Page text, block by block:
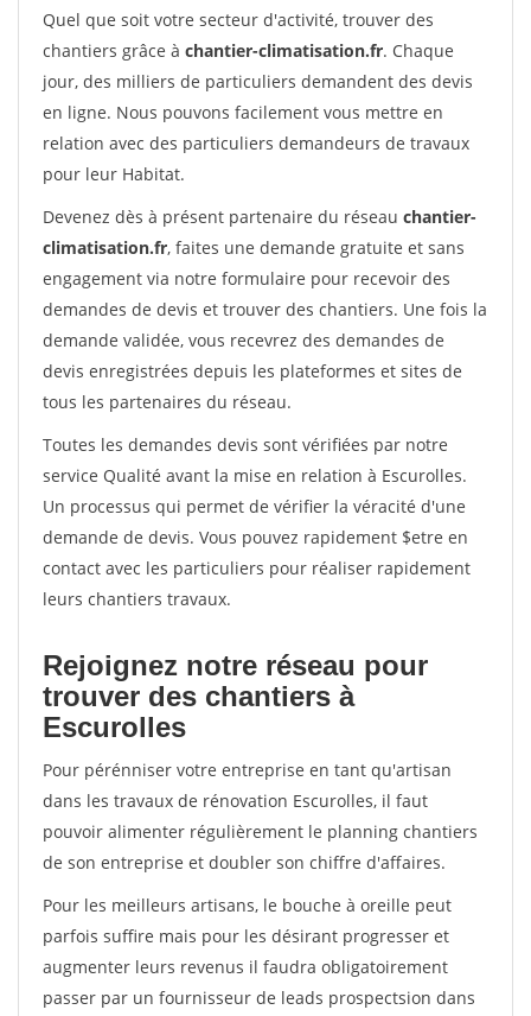
Quel que soit votre secteur d'activité, trouver des
chantiers grâce à chantier-climatisation.fr. Chaque
jour, des milliers de particuliers demandent des devis
en ligne. Nous pouvons facilement vous mettre en
relation avec des particuliers demandeurs de travaux
pour leur Habitat.
Devenez dès à présent partenaire du réseau chantier-
climatisation.fr, faites une demande gratuite et sans
engagement via notre formulaire pour recevoir des
demandes de devis et trouver des chantiers. Une fois la
demande validée, vous recevrez des demandes de
devis enregistrées depuis les plateformes et sites de
tous les partenaires du réseau.
Toutes les demandes devis sont vérifiées par notre
service Qualité avant la mise en relation à Escurolles.
Un processus qui permet de vérifier la véracité d'une
demande de devis. Vous pouvez rapidement $etre en
contact avec les particuliers pour réaliser rapidement
leurs chantiers travaux.
Rejoignez notre réseau pour
trouver des chantiers à
Escurolles
Pour pérénniser votre entreprise en tant qu'artisan
dans les travaux de rénovation Escurolles, il faut
pouvoir alimenter régulièrement le planning chantiers
de son entreprise et doubler son chiffre d'affaires.
Pour les meilleurs artisans, le bouche à oreille peut
parfois suffire mais pour les désirant progresser et
augmenter leurs revenus il faudra obligatoirement
passer par un fournisseur de leads prospectsion dans